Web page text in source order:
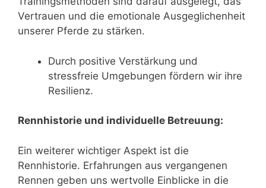
Vertrauen und die emotionale Ausgeglichenheit
unserer Pferde zu stärken.
Durch positive Verstärkung und
stressfreie Umgebungen fördern wir ihre
Resilienz.
Rennhistorie und individuelle Betreuung:
Ein weiterer wichtiger Aspekt ist die
Rennhistorie. Erfahrungen aus vergangenen
Rennen geben uns wertvolle Einblicke in die